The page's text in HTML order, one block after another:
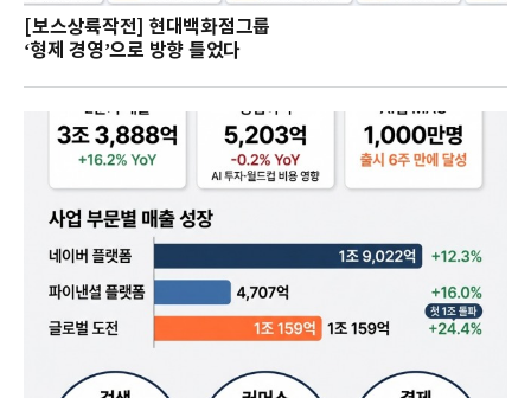
[보스상륙작전] 현대백화점그룹
‘형제 경영’으로 방향 틀었다